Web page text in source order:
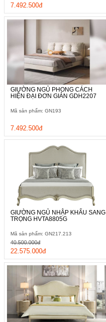
7.492.500đ
GIƯỜNG NGỦ PHONG CÁCH
HIỆN ĐẠI ĐƠN GIẢN GDH2207
Mã sản phẩm: GN193
7.492.500đ
GIƯỜNG NGỦ NHẬP KHẨU SANG
TRỌNG HVTA8805G
Mã sản phẩm: GN217.213
22.575.000đ
40.500.000đ